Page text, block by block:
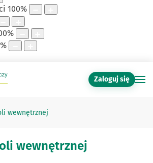
100%
%
%
Zaloguj się
wewnętrznej
wewnętrznej